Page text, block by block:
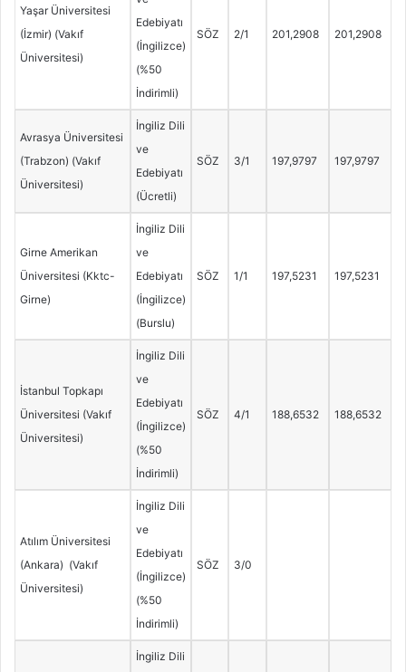
Yaşar Üniversitesi
(İzmir) (Vakıf
Üniversitesi)
Edebiyatı
(İngilizce)
(%50
İndirimli)
SÖZ 2/1 201,2908 201,2908
Avrasya Üniversitesi
(Trabzon) (Vakıf
Üniversitesi)
İngiliz Dili
ve
Edebiyatı
(Ücretli)
SÖZ 3/1 197,9797 197,9797
Girne Amerikan
Üniversitesi (Kktc-
Girne)
İngiliz Dili
ve
Edebiyatı
(İngilizce)
(Burslu)
SÖZ 1/1 197,5231 197,5231
İstanbul Topkapı
Üniversitesi (Vakıf
Üniversitesi)
İngiliz Dili
ve
Edebiyatı
(İngilizce)
(%50
İndirimli)
SÖZ 4/1 188,6532 188,6532
Atılım Üniversitesi
(Ankara) (Vakıf
Üniversitesi)
İngiliz Dili
ve
Edebiyatı
(İngilizce)
(%50
İndirimli)
SÖZ 3/0
İngiliz Dili